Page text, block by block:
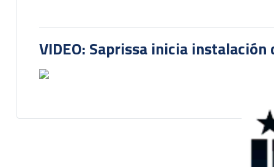
VIDEO: Saprissa inicia